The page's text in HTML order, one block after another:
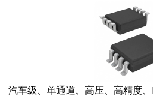
汽车级、单通道、高压、高精度